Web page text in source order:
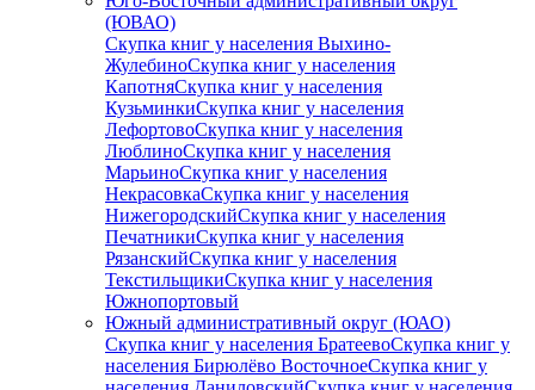
(ЮВАО)
Скупка книг у населения Выхино-
ЖулебиноСкупка книг у населения
КапотняСкупка книг у населения
КузьминкиСкупка книг у населения
ЛефортовоСкупка книг у населения
ЛюблиноСкупка книг у населения
МарьиноСкупка книг у населения
НекрасовкаСкупка книг у населения
НижегородскийСкупка книг у населения
ПечатникиСкупка книг у населения
РязанскийСкупка книг у населения
ТекстильщикиСкупка книг у населения
Южнопортовый
Южный административный округ (ЮАО)
Скупка книг у населения БратеевоСкупка книг у
населения Бирюлёво ВосточноеСкупка книг у